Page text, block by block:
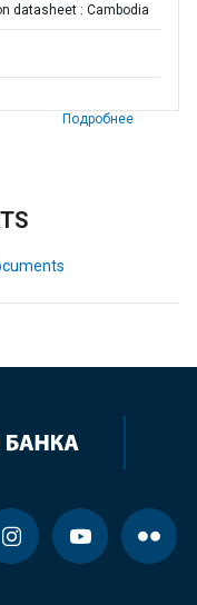
datasheet : Cambodia
Подробнее